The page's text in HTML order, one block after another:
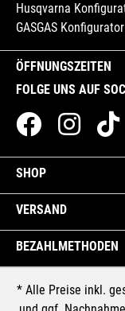
ÖFFNUNGSZEITEN
FOLGE UNS AUF
Husqvarna
GASGAS Konfigurator
SHOP
VERSAND
BEZAHLMETHODEN
* Alle Preise inkl.